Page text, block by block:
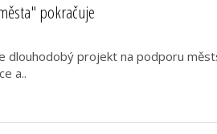
pokračuje
dlouhodobý projekt na podporu
a..